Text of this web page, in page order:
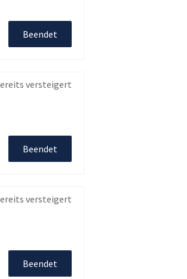
Beendet
versteigert
Beendet
versteigert
Beendet